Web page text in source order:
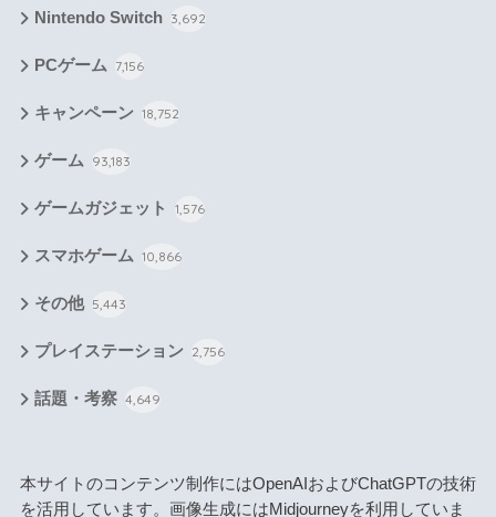
Nintendo Switch 3,692
PCゲーム 7,156
キャンペーン 18,752
ゲーム 93,183
ゲームガジェット 1,576
スマホゲーム 10,866
その他 5,443
プレイステーション 2,756
話題・考察 4,649
本サイトのコンテンツ制作にはOpenAIおよびChatGPTの技術
を活用しています。画像生成にはMidjourneyを利用していま